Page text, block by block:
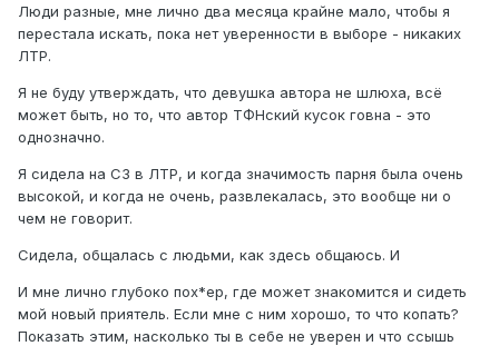
Люди разные, мне лично два месяца крайне мало, чтобы я
перестала искать, пока нет уверенности в выборе - никаких
ЛТР.
Я не буду утверждать, что девушка автора не шлюха, всё
может быть, но то, что автор ТФНский кусок говна - это
однозначно.
Я сидела на СЗ в ЛТР, и когда значимость парня была очень
высокой, и когда не очень, развлекалась, это вообще ни о
чем не говорит.
Сидела, общалась с людьми, как здесь общаюсь. И
И мне лично глубоко пох*ер, где может знакомится и сидеть
мой новый приятель. Если мне с ним хорошо, то что копать?
Показать этим, насколько ты в себе не уверен и что ссышь